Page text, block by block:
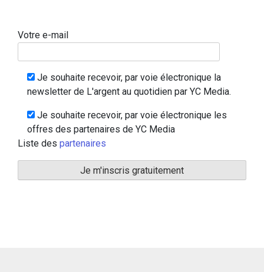
Votre e-mail
Je souhaite recevoir, par voie électronique la
newsletter de L'argent au quotidien par YC Media.
Je souhaite recevoir, par voie électronique les
offres des partenaires de YC Media
Liste des partenaires